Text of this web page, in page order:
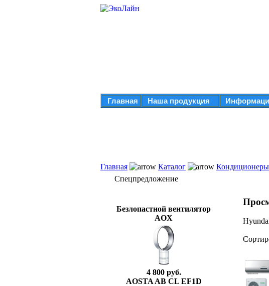
Главная Наша продукция
Главная Каталог
Спецпредложение
Безлопастной вентилятор
AOX
4 800 руб.
AOSTA AB CL EF1D